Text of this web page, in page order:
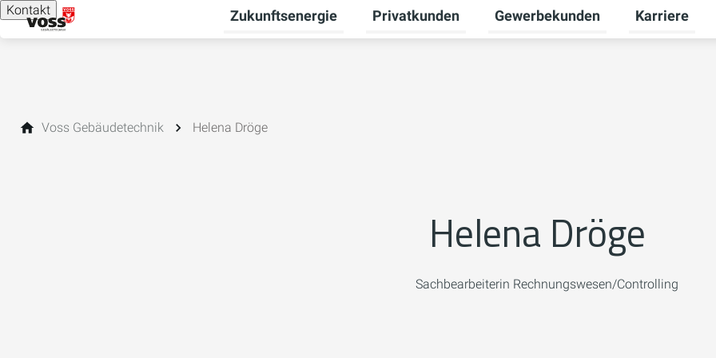
Kontakt Zukunftsenergie
Untermenü für Zukunftsenergie umschalten
Privatkunden
Untermenü für Privatkunden
Gewerbekunden
Untermenü
Karriere
Voss Gebäudetechnik Helena Dröge
Helena Dröge
Sachbearbeiterin Rechnungswesen/Controlling